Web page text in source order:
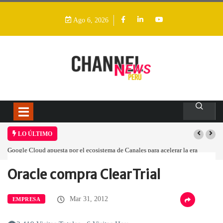
Ago 6, 2026
LO ÚLTIMO
Google Cloud apuesta por el ecosistema de Canales para acelerar la era
Home
Empresa Oracle compra ClearTrial
Oracle compra ClearTrial
EMPRESA Mar 31, 2012